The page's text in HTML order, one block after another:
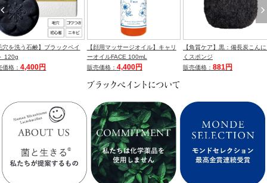
穴を洗う石鹸】ブラックペイ
120g
価格：4,400円
【顔用マッサージオイル】キャリ
ーオイルFACE 100mL
販売価格： 4,400円
【角質ケア】黒：備長炭こん
くスポンジ
販売価格：881円